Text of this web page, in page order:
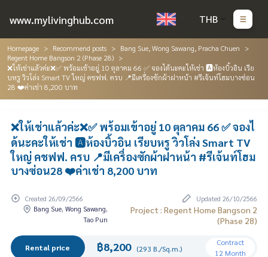
www.mylivinghub.com THB
Homepage Recommend posts
Bang Sue, Wong Sawang, Pracha Chuen
Regent Home Bangson 2 (Phase 28)
❌ให้เช่าแล้วค่ะ❌✅ พร้อมเข้าอยู่ 10 ตุลาคม 66 ✅ จองได้นะคะให้เช่า 🅰️ห้องบิ้วอิน เรีย
บหรู วิวโล่ง Smart TV ใหญ่ คชฟฟ. ครบ 📍มีเครื่องซักผ้าฝาหน้า #รีเจ้นท์โฮมบางซ่อน
28 ❤️ค่าเช่า 8,200 บาท
❌ให้เช่าแล้วค่ะ❌✅ พร้อมเข้าอยู่ 10 ตุลาคม 66 ✅ จองไ
ด้นะคะให้เช่า 🅰️ห้องบิ้วอิน เรียบหรู วิวโล่ง Smart TV
ใหญ่ คชฟฟ. ครบ 📍มีเครื่องซักผ้าฝาหน้า #รีเจ้นท์โฮม
บางซ่อน28 ❤️ค่าเช่า 8,200 บาท
Created 26/09/2566
Updated 26/10/2566
Bang Sue, Wong Sawang,
Tao Pun
Project : Regent Home Bangson 2
(Phase 28)
Rental price ฿8,200 (293 B./Sq.m.)
Contract
12 Month